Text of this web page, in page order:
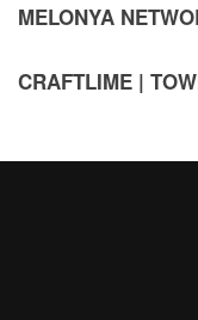
MELONYA
CRAFTLIME |